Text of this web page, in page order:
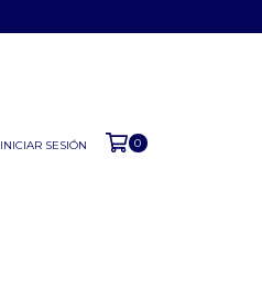
INICIAR SESIÓN 0